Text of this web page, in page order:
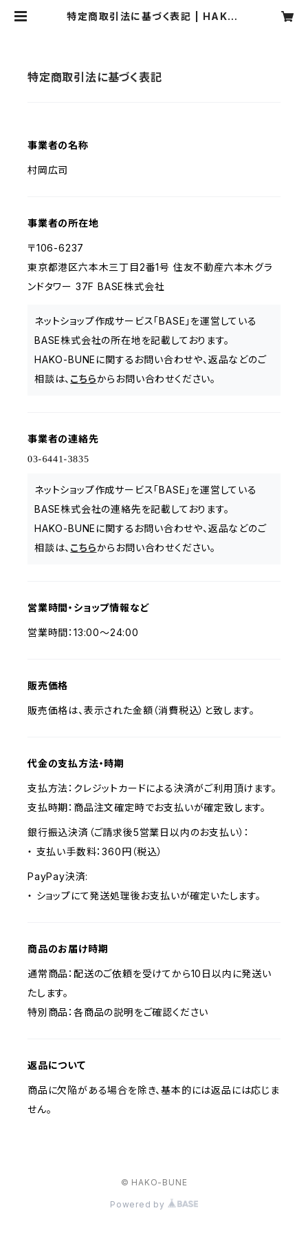
特定商取引法に基づく表記 | HAKO-
特定商取引法に基づく表記
事業者の名称
村岡広司
事業者の所在地
〒106-6237
東京都港区六本木三丁目2番1号 住友不動産六本木グラ
ンドタワー 37F BASE株式会社
ネットショップ作成サービス「BASE」を運営している
BASE株式会社の所在地を記載しております。
HAKO-BUNEに関するお問い合わせや、返品などのご
相談は、 こちらからお問い合わせください。
事業者の連絡先
ネットショップ作成サービス「BASE」を運営している
BASE株式会社の連絡先を記載しております。
HAKO-BUNEに関するお問い合わせや、返品などのご
相談は、 こちらからお問い合わせください。
営業時間・ショップ情報など
営業時間：13:00～24:00
販売価格
販売価格は、表示された金額（消費税込）と致します。
代金の支払方法・時期
支払方法：クレジットカードによる決済がご利用頂けます。
支払時期：商品注文確定時でお支払いが確定致します。
銀行振込決済（ご請求後5営業日以内のお支払い）：
・ 支払い手数料：360円（税込）
PayPay決済:
・ ショップにて発送処理後お支払いが確定いたします。
商品のお届け時期
通常商品：配送のご依頼を受けてから10日以内に発送い
たします。
特別商品：各商品の説明をご確認ください
返品について
商品に欠陥がある場合を除き、基本的には返品には応じま
せん。
© HAKO-BUNE
Powered by